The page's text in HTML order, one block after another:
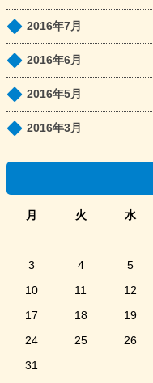
2016年7月
2016年6月
2016年5月
2016年3月
月 火 水
3
4 5
10
11 12
17
18 19
24
25 26
31